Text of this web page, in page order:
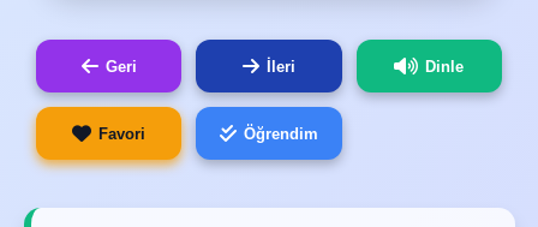
Geri İleri Dinle
Favori Öğrendim